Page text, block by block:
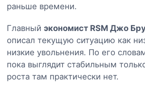
раньше времени.
Главный экономист RSM Джо
описал текущую ситуацию как
низкие увольнения. По его
пока выглядит стабильным
роста там практически нет.